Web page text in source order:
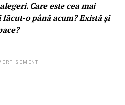
Care este cea mai
o până acum? Există și